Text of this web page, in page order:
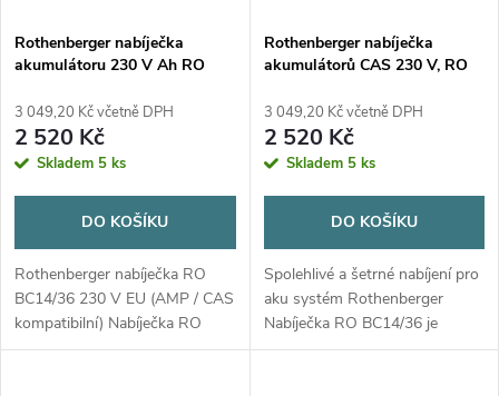
p
r
o
u
k
s
p
r
o
d
u
k
Rothenberger nabíječka
akumulátoru 230 V Ah RO
3 049,20 Kč včetně DPH
2 520 Kč
Skladem 5 ks
DO KOŠÍKU
Rothenberger nabíječka RO
BC14/36 230 V EU (AMP / CAS
kompatibilní) Nabíječka RO
BC14/36 je určena pro rychlé a
Rothenberger nabíječka
akumulátorů CAS 230 V, RO
3 049,20 Kč včetně DPH
2 520 Kč
Skladem 5 ks
DO KOŠÍKU
Spolehlivé a šetrné nabíjení pro
aku systém Rothenberger
Nabíječka RO BC14/36 je
určena pro efektivní a bezpečné